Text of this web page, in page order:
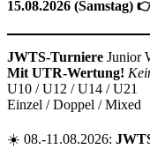
15.08.2026 (Samstag)
JWTS-Turniere Junior
Mit UTR-Wertung!
U10 / U12 / U14 / U21
Einzel / Doppel / Mixed
☀️ 08.-11.08.2026: